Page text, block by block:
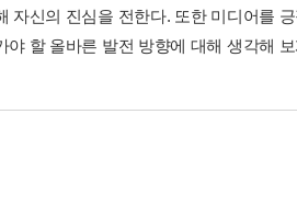
자신의 진심을 전한다. 또한 미디어를
할 올바른 발전 방향에 대해 생각해